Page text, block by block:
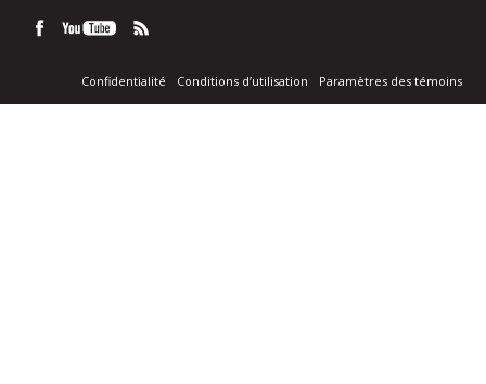
Confidentialité Conditions d’utilisation Paramètres des témoins